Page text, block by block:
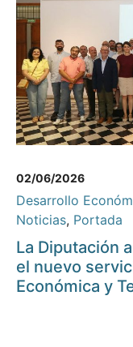
02/06/2026
Desarrollo
Noticias, Portada
La Diputación
el nuevo
Económica y